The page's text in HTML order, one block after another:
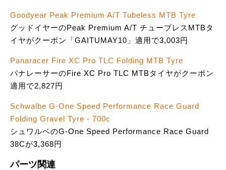
Goodyear Peak Premium A/T Tubeless MTB Tyre
グッドイヤーのPeak Premium A/T チューブレスMTBタ
イヤがクーポン「GAITUMAY10」適用で3,003円
Panaracer Fire XC Pro TLC Folding MTB Tyre
パナレーサーのFire XC Pro TLC MTBタイヤがクーポン
適用で2,827円
Schwalbe G-One Speed Performance Race Guard
Folding Gravel Tyre - 700c
シュワルベのG-One Speed Performance Race Guard
38Cが3,368円
パーツ関連